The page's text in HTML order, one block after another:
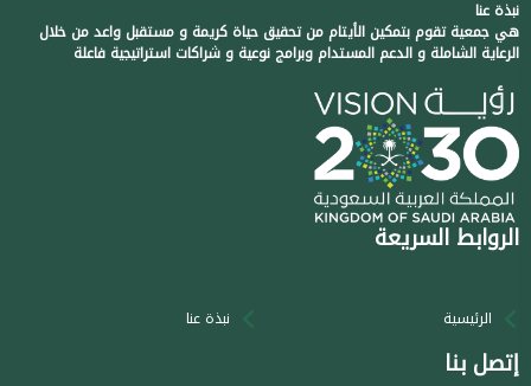
نبذة عنا
هي جمعية تقوم بتمكين الأيتام من تحقيق حياة كريمة و مستقبل واعد من خلال
الرعاية الشاملة و الدعم المستدام وبرامج نوعية و شراكات استراتيجية فاعلة
الروابط السريعة
الرئيسية نبذة عنا
إتصل بنا